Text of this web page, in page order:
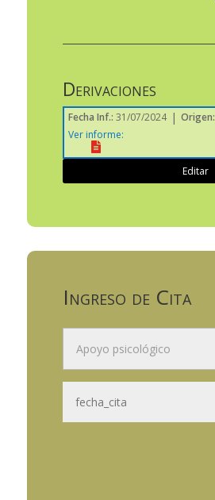
Derivaciones
Fecha Inf.: 31/07/2024 | Origen:
Ver informe:
Editar
Ingreso de Cita